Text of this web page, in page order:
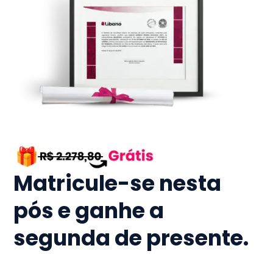
Matricule-se nesta
pós e ganhe a
segunda de presente.